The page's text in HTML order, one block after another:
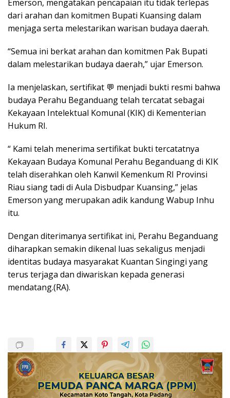
Emerson, mengatakan pencapaian itu tidak terlepas
dari arahan dan komitmen Bupati Kuansing dalam
menjaga serta melestarikan warisan budaya daerah.
“Semua ini berkat arahan dan komitmen Pak Bupati
dalam melestarikan budaya daerah,” ujar Emerson.
Ia menjelaskan, sertifikat 💬 menjadi bukti resmi bahwa
budaya Perahu Beganduang telah tercatat sebagai
Kekayaan Intelektual Komunal (KIK) di Kementerian
Hukum RI.
“ Kami telah menerima sertifikat bukti tercatatnya
Kekayaan Budaya Komunal Perahu Beganduang di KIK
telah diserahkan oleh Kanwil Kemenkum RI Provinsi
Riau siang tadi di Aula Disbudpar Kuansing,” jelas
Emerson yang merupakan adik kandung Wabup Inhu
itu.
Dengan diterimanya sertifikat ini, Perahu Beganduang
diharapkan semakin dikenal luas sekaligus menjadi
identitas budaya masyarakat Kuantan Singingi yang
terus terjaga dan diwariskan kepada generasi
mendatang.(RA).